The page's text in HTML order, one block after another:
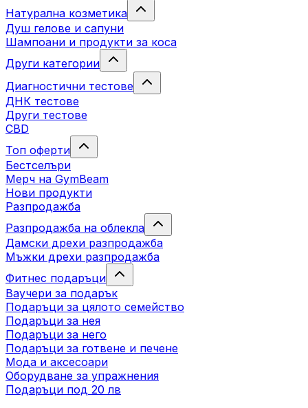
Натурална козметика
Душ гелове и сапуни
Шампоани и продукти за коса
Други категории
Диагностични тестове
ДНК тестове
Други тестове
CBD
Топ оферти
Бестселъри
Мерч на GymBeam
Нови продукти
Разпродажба
Разпродажба на облекла
Дамски дрехи разпродажба
Мъжки дрехи разпродажба
Фитнес подаръци
Ваучери за подарък
Подаръци за цялото семейство
Подаръци за нея
Подаръци за него
Подаръци за готвене и печене
Мода и аксесоари
Оборудване за упражнения
Подаръци под 20 лв